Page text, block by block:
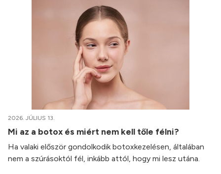
2026. JÚLIUS 13.
Mi az a botox és miért nem kell tőle félni?
Ha valaki először gondolkodik botoxkezelésen, általában
nem a szúrásoktól fél, inkább attól, hogy mi lesz utána.